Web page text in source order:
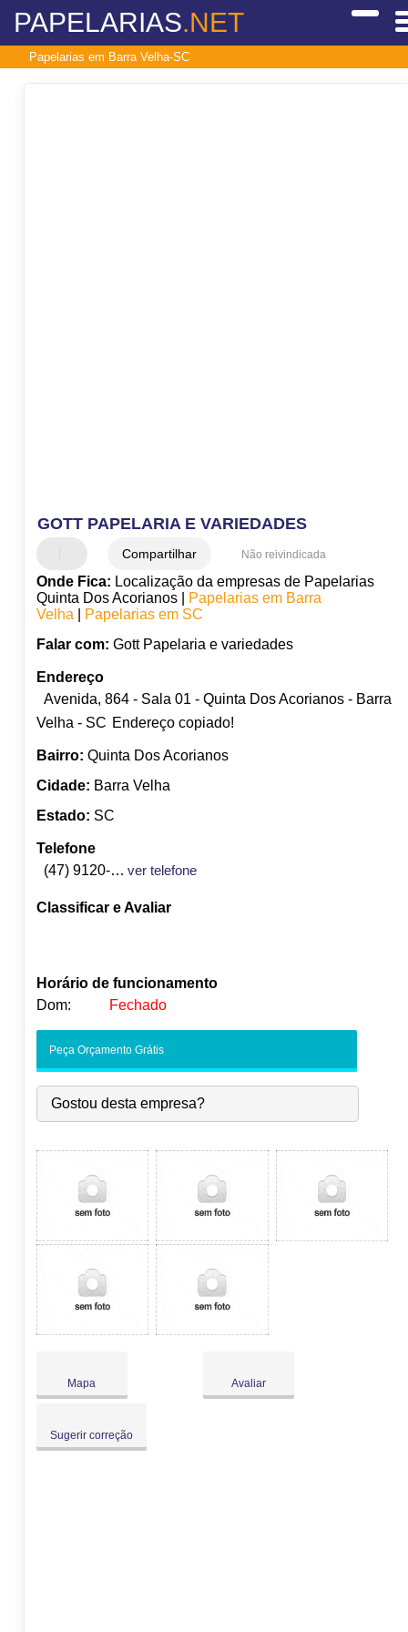
PAPELARIAS.NET
Papelarias em Barra Velha-SC
GOTT PAPELARIA E VARIEDADES
Compartilhar Não reivindicada
Onde Fica: Localização da empresas de Papelarias
Quinta Dos Acorianos |
Papelarias em Barra
Velha|
Papelarias em SC
Falar com: Gott Papelaria e variedades
Endereço
Avenida, 864 - Sala 01 - Quinta Dos Acorianos - Barra
Velha - SC Endereço copiado!
Bairro: Quinta Dos Acorianos
Cidade: Barra Velha
Estado: SC
Telefone
(47) 9120-3984
ver telefone
Classificar e Avaliar
Horário de funcionamento
Dom:
Fechado
-
Qua:
09:00-18:00
Qui:
09:00-18:00 ●
Sáb:
Fechado
Dom:
Fechado
Peça Orçamento Grátis
Gostou desta empresa?
Mapa Avaliar
Sugerir correção